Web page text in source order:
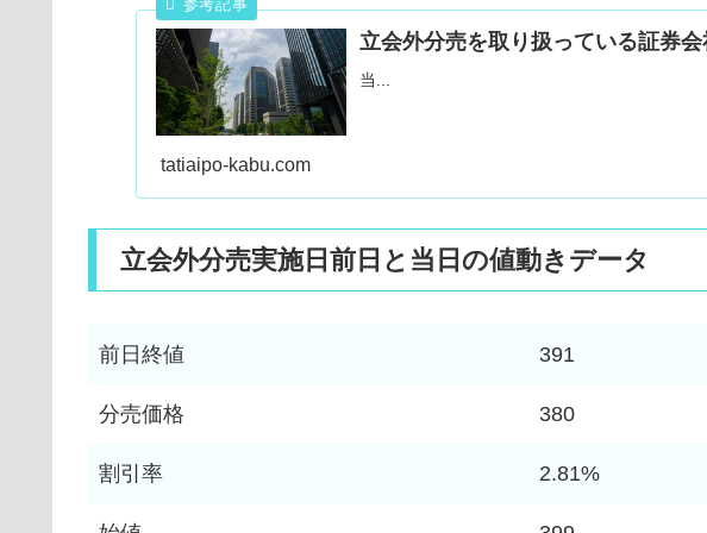
立会外分売を取り扱っている証券会
当...
tatiaipo-kabu.com
立会外分売実施日前日と当日の値動きデータ
前日終値 391
分売価格 380
割引率 2.81%